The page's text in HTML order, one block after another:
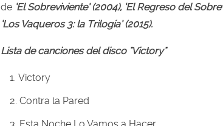
de ‘El Sobreviviente’ (2004), ‘El Regreso del
‘Los Vaqueros 3: la Trilogía’ (2015).
Lista de canciones del disco "Victory"
Victory
Contra la Pared
Esta Noche Lo Vamos a Hacer